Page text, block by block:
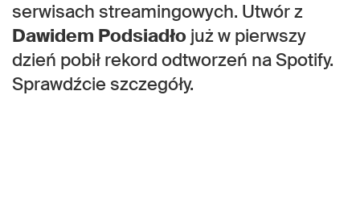
serwisach streamingowych. Utwór z
Dawidem Podsiadło już w pierwszy
dzień pobił rekord odtworzeń na Spotify.
Sprawdźcie szczegóły.